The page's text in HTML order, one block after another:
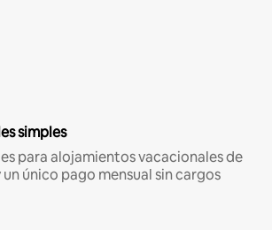
simples
para alojamientos vacacionales de
único pago mensual sin cargos